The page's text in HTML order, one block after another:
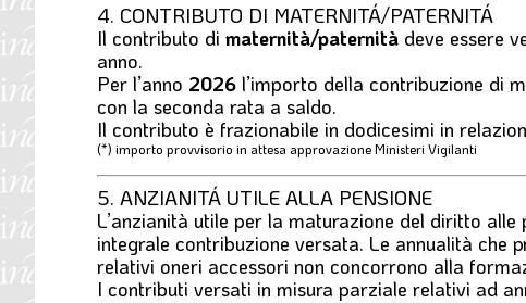
4. CONTRIBUTO DI MATERNITÁ/PATERNITÁ
Il contributo di maternità/paternità deve essere
anno.
Per l’anno 2026 l’importo della contribuzione di
con la seconda rata a saldo.
Il contributo è frazionabile in dodicesimi in
(*) importo provvisorio in attesa approvazione Ministeri Vigilanti
5. ANZIANITÁ UTILE ALLA PENSIONE
L’anzianità utile per la maturazione del diritto
integrale contribuzione versata. Le annualità che
relativi oneri accessori non concorrono alla
I contributi versati in misura parziale relativi ad